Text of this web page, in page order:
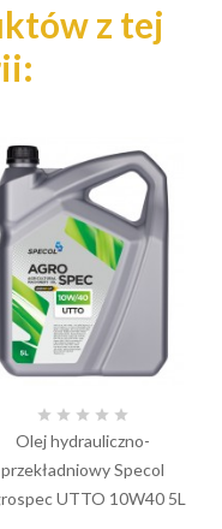
z tej
    
Olej hydrauliczno-
przekładniowy Specol
UTTO 10W40 5L